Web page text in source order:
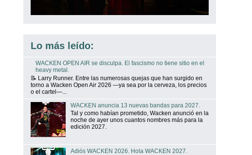
Lo más leído:
WACKEN OPEN AIR se disculpa. El fascismo no tiene sitio en el
heavy metal.
📝 Larry Runner. Entre las numerosas quejas que han surgido en
torno a Wacken Open Air 2026 —ya sea por la cerveza, los precios
o el cartel—...
WACKEN anuncia 13 nuevas bandas para 2027.
Tal y como habían prometido, Wacken anunció en la
noche de ayer unos cuantos nombres más para la
edición 2027.
Adiós WACKEN 2026. Hola WACKEN 2027.